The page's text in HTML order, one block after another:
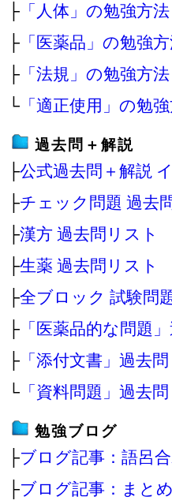
├ 「人体」の勉強方法
├ 「医薬品」の勉強
├ 「法規」の勉強方法
└ 「適正使用」の勉
過去問＋解説
├公式過去問＋解説
├チェック問題 過去
├漢方 過去問リスト
├生薬 過去問リスト
├全ブロック 試験問
├ 「医薬品的な問題
├ 「添付文書」過去
└ 「資料問題」過去
勉強ブログ
├ブログ記事：語呂
├ブログ記事：まとめ